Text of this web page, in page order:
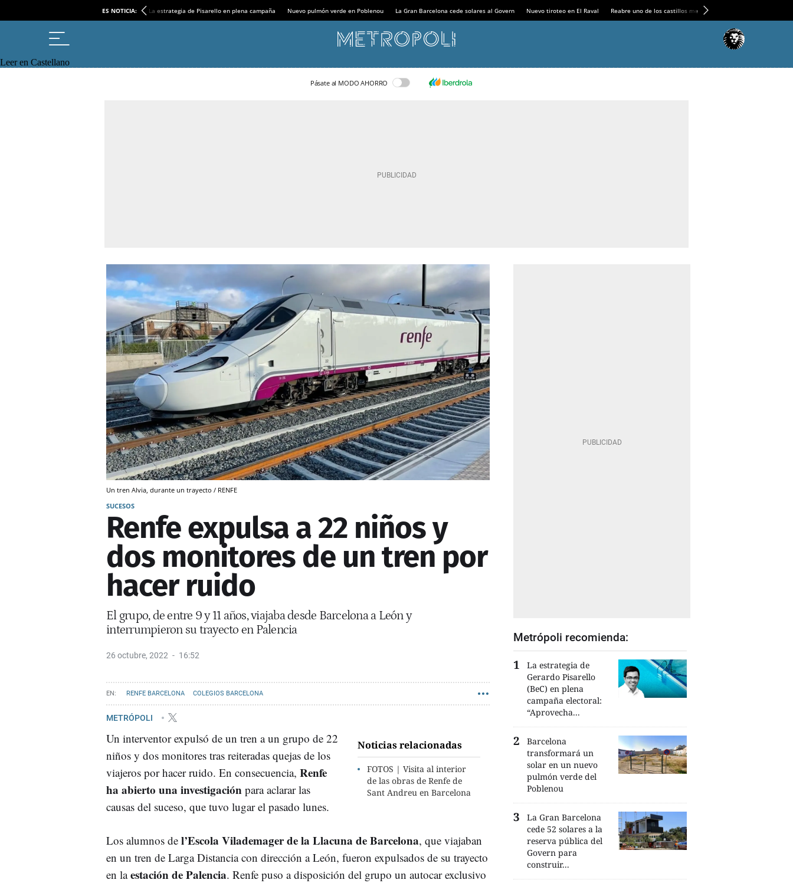
ES NOTICIA: La estrategia de Pisarello en plena campaña Nuevo pulmón verde en Poblenou La Gran Barcelona cede solares al Govern Nuevo tiroteo en El Raval Reabre uno de los castillos medievales más espectaculares
Leer en Castellano
Pásate al MODO AHORRO
Un tren Alvia, durante un trayecto / RENFE
SUCESOS
Renfe expulsa a 22 niños y
dos monitores de un tren por
hacer ruido
El grupo, de entre 9 y 11 años, viajaba desde Barcelona a León y
interrumpieron su trayecto en Palencia
26 octubre, 2022 16:52
RENFE BARCELONA COLEGIOS BARCELONA
METRÓPOLI
Noticias relacionadas
FOTOS | Visita al interior
de las obras de Renfe de
Sant Andreu en Barcelona
Un interventor expulsó de un tren a un grupo de 22
niños y dos monitores tras reiteradas quejas de los
viajeros por hacer ruido. En consecuencia, Renfe
ha abierto una investigación para aclarar las
causas del suceso, que tuvo lugar el pasado lunes.
Los alumnos de l’Escola Vilademager de la Llacuna de Barcelona, que viajaban
en un tren de Larga Distancia con dirección a León, fueron expulsados de su trayecto
en laestación de Palencia. Renfe puso a disposición del grupo un autocar exclusivo
Metrópoli recomienda:
La estrategia de
Gerardo Pisarello
(BeC) en plena
campaña electoral:
“Aprovecha...
Barcelona
transformará un
solar en un nuevo
pulmón verde del
Poblenou
La Gran Barcelona
cede 52 solares a la
reserva pública del
Govern para
construir...